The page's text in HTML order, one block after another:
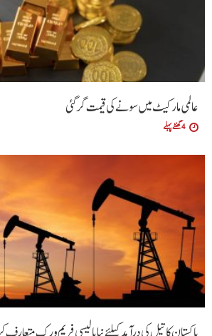
عالمی مارکیٹ میں سونے کی قیمت گر گئی
4 گھنٹے پہلے